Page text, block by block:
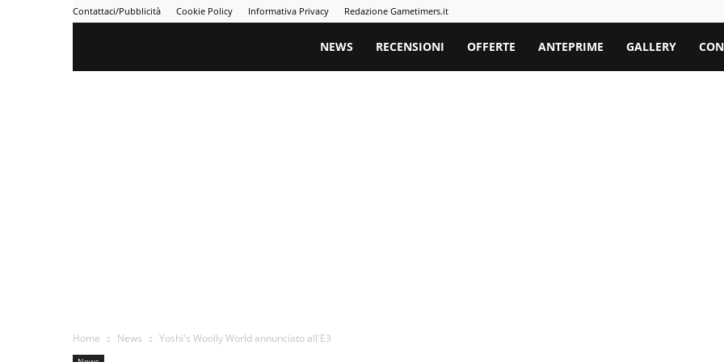
Contattaci/Pubblicità Cookie Policy Informativa Privacy Redazione Gametimers.it
Gametimers
NEWS RECENSIONI OFFERTE ANTEPRIME GALLERY
Home News Yoshi's Woolly World annunciato all'E3